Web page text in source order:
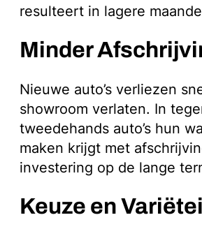
resulteert in lagere
Minder
Nieuwe auto’s verliezen
showroom verlaten. In
tweedehands auto’s hun
maken krijgt met
investering op de lange
Keuze en